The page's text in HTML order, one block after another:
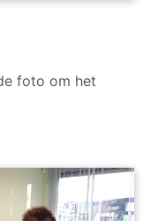
foto om het